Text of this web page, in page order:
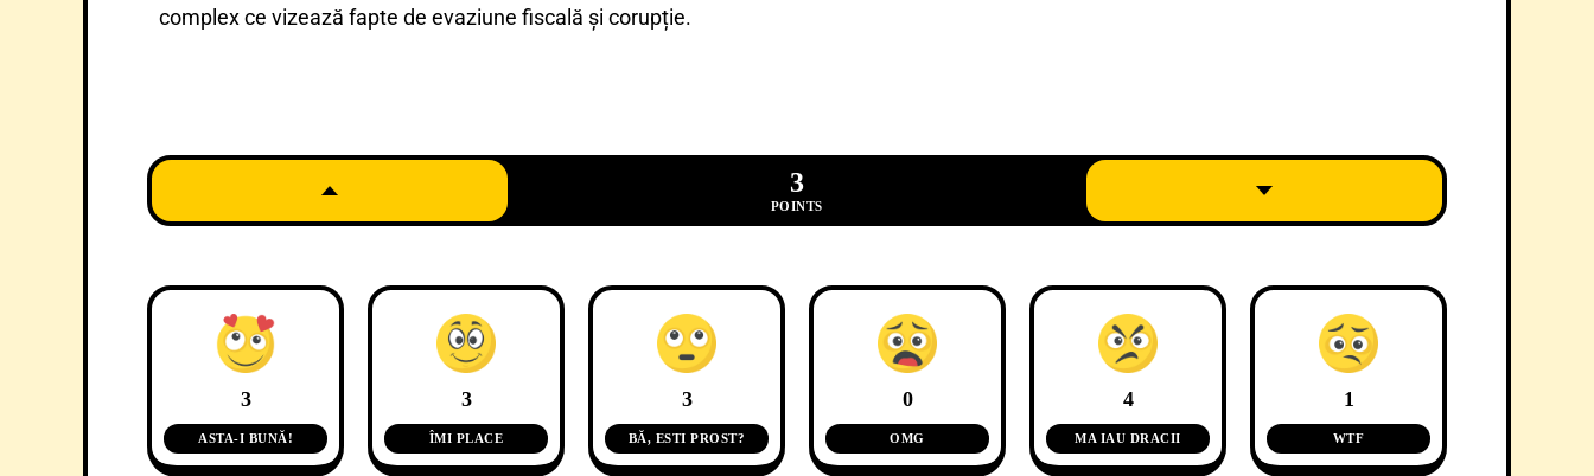
complex ce vizează fapte de evaziune fiscală și corupție.
3
POINTS
3
ASTA-I BUNĂ!
3
ÎMI PLACE
3
BĂ, ESTI PROST?
0
OMG
4
MA IAU DRACII
1
WTF